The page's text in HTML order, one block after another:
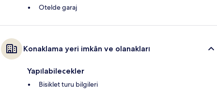
Otelde garaj
Konaklama yeri imkân ve olanakları
Yapılabilecekler
Bisiklet turu bilgileri